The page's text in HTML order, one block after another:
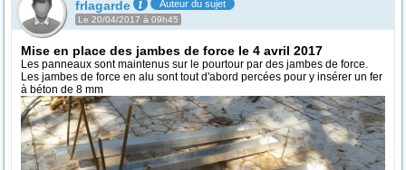
frlagarde Auteur du sujet
Le 20/04/2017 à 09h45
Mise en place des jambes de force le 4 avril 2017
Les panneaux sont maintenus sur le pourtour par des jambes de force.
Les jambes de force en alu sont tout d'abord percées pour y insérer un fer
à béton de 8 mm